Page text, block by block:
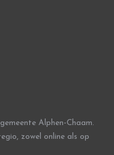
Alphen-Chaam.
zowel online als op